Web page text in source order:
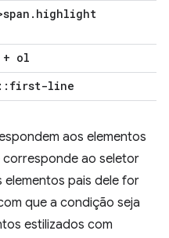
. highlight
+ ol
:: first-line
aos elementos
corresponde ao seletor
elementos pais dele for
que a condição seja
estilizados com